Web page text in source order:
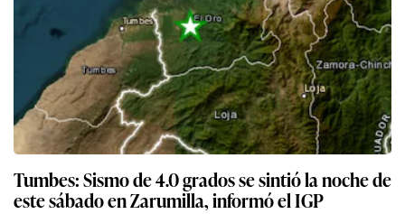
Tumbes: Sismo de 4.0 grados se sintió la noche de
este sábado en Zarumilla, informó el IGP